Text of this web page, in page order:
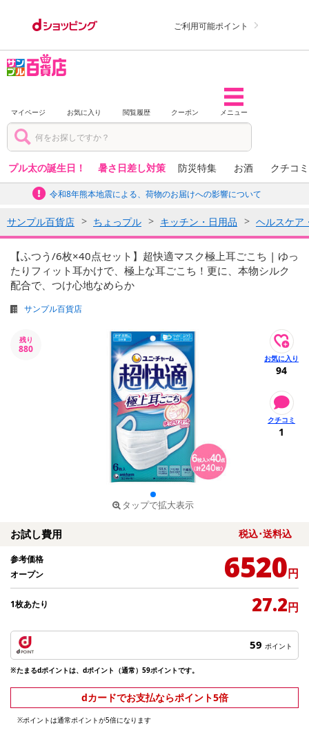
ご利用可能ポイント
マイページ お気に入り 閲覧履歴 クーポン メニュー
プル太の誕生日！ 暑さ日差し対策 防災特集 お酒 クチコ
令和8年熊本地震による、荷物のお届けへの影響について
サンプル百貨店 ちょっプル キッチン・日用品 ヘルスケア
【ふつう/6枚×40点セット】超快適マスク極上耳ごこち | ゆっ
たりフィット耳かけで、極上な耳ごこち！更に、本物シルク
配合で、つけ心地なめらか
サンプル百貨店
残り
880
タップで拡大表示
94
1
お試し費用 税込･送料込
参考価格
オープン
6520円
1枚あたり 27.2円
59 ポイント
※たまるdポイントは、dポイント（通常）59ポイントです。
dカードでお支払ならポイント5倍
※ポイントは通常ポイントが5倍になります